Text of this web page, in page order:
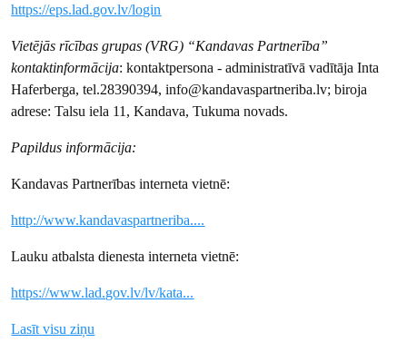
https://eps.lad.gov.lv/login
Vietējās rīcības grupas (VRG) “Kandavas Partnerība”
kontaktinformācija: kontaktpersona - administratīvā vadītāja Inta
Haferberga, tel.28390394, info@kandavaspartneriba.lv; biroja
adrese: Talsu iela 11, Kandava, Tukuma novads.
Papildus informācija:
Kandavas Partnerības interneta vietnē:
http://www.kandavaspartneriba....
Lauku atbalsta dienesta interneta vietnē:
https://www.lad.gov.lv/lv/kata...
Lasīt visu ziņu